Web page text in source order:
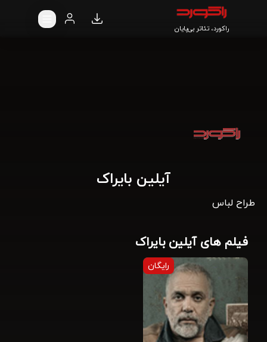
راکورد، تئاتر بی‌پایان
آیلین بایراک
طراح لباس
فیلم های آیلین بایراک
رایگان